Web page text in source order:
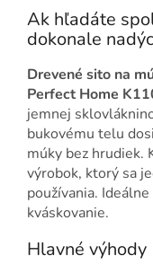
Ak hľadáte
dokonale
Drevené sito na
Perfect Home
jemnej
bukovému telu
múky bez hrudiek.
výrobok, ktorý sa
používania.
kváskovanie.
Hlavné výhody